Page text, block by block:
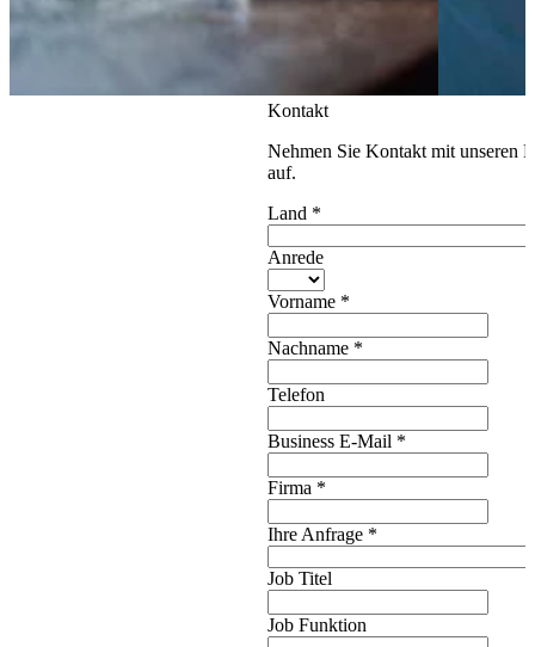
Kontakt
Nehmen Sie Kontakt mit unseren
auf.
Land *
Anrede
Vorname *
Nachname *
Telefon
Business E-Mail *
Firma *
Ihre Anfrage *
Job Titel
Job Funktion